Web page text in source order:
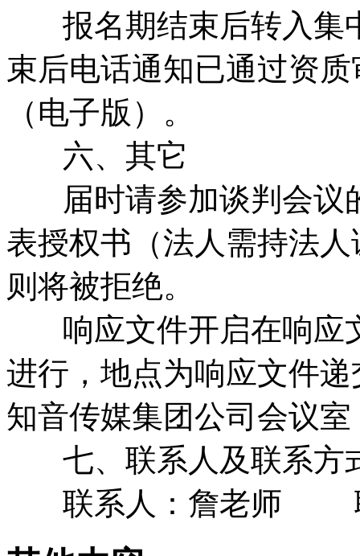
报名期结束后转入集
束后电话通知已通过资
（电子版）。
六、其它
届时请参加谈判会议
表授权书（法人需持法
则将被拒绝。
响应文件开启在响应
进行，地点为响应文件
知音传媒集团公司会议室
七、联系人及联系方
联系人：詹老师 联